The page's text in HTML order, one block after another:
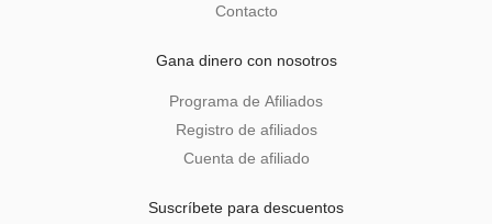
Contacto
Gana dinero con nosotros
Programa de Afiliados
Registro de afiliados
Cuenta de afiliado
Suscríbete para descuentos